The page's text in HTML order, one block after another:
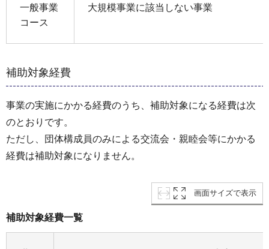
一般事業
コース
大規模事業に該当しない事業
補助対象経費
事業の実施にかかる経費のうち、補助対象になる経費は次
のとおりです。
ただし、団体構成員のみによる交流会・親睦会等にかかる
経費は補助対象になりません。
画面サイズで表示
補助対象経費一覧